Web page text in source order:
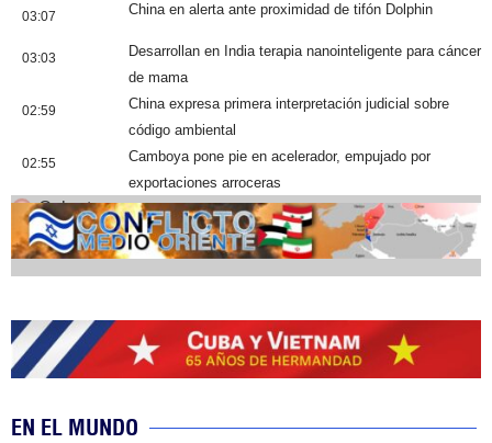
03:07 China en alerta ante proximidad de tifón Dolphin
03:03
Desarrollan en India terapia nanointeligente para cáncer
de mama
02:59
China expresa primera interpretación judicial sobre
código ambiental
02:55
Camboya pone pie en acelerador, empujado por
exportaciones arroceras
Cobertura
EN EL MUNDO